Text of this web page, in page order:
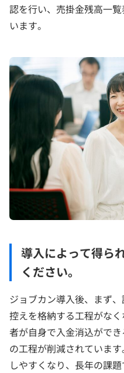
認を行い、売掛金残高一
います。
導入によって得ら
ください。
ジョブカン導入後、まず
控えを格納する工程がな
者が自身で入金消込がで
の工程が削減されていま
しやすくなり、長年の課